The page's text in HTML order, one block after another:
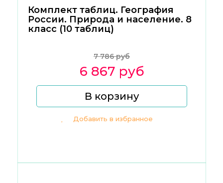
Комплект таблиц. География
России. Природа и население. 8
класс (10 таблиц)
7 786 руб
6 867 руб
В корзину
Добавить в избранное